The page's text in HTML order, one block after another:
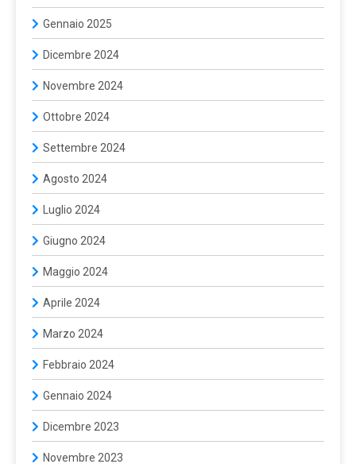
Gennaio 2025
Dicembre 2024
Novembre 2024
Ottobre 2024
Settembre 2024
Agosto 2024
Luglio 2024
Giugno 2024
Maggio 2024
Aprile 2024
Marzo 2024
Febbraio 2024
Gennaio 2024
Dicembre 2023
Novembre 2023